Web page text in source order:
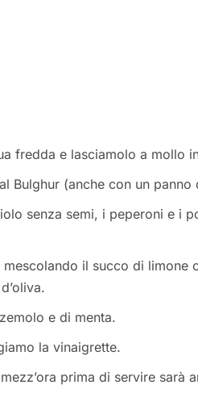
fredda e lasciamolo a mollo
Bulghur (anche con un
senza semi, i peperoni e i
il succo di limone
e di menta.
la vinaigrette.
prima di servire sarà